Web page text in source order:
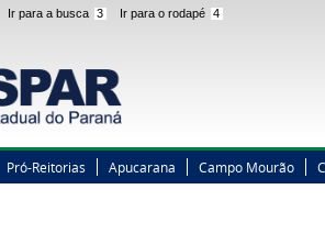
Ir para a busca 3 Ir para o rodapé 4
Pró-Reitorias Apucarana Campo Mourão